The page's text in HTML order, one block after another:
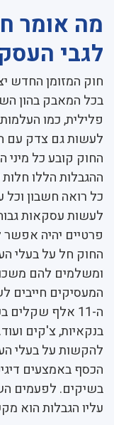
מה אומר
לגבי
חוק המזומן החדש
בכל המאבק בהון
פלילית, כמו
לעשות גם צדק עם
החוק קובע כל מיני
ההגבלות הללו
כל רואה חשבון וכל
החוק חל על בעלי
ומשלמים להם
המעסיקים חייבים
ה-11 אלף
בנקאיות, צ'קים
להקשות על בעלי
הכסף באמצעים
בשיקים. לפעמים
עליו הגבלות הוא